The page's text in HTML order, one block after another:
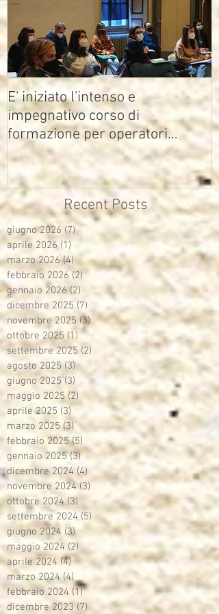
E' iniziato l'intenso e
impegnativo corso di
formazione per operatori
multimediali Avisco
Recent Posts
giugno 2026 (7)7 post
aprile 2026 (1) 1 post
marzo 2026 (4)4 post
febbraio 2026 (2)2 post
gennaio 2026 (2) 2 post
dicembre 2025 (7) 7 post
novembre 2025 (3)3 post
ottobre 2025 (1) 1 post
settembre 2025 (2) 2 post
agosto 2025 (3)3 post
giugno 2025 (3) 3 post
maggio 2025 (2)2 post
aprile 2025 (3) 3 post
marzo 2025 (3)3 post
febbraio 2025 (5) 5 post
gennaio 2025 (3)3 post
dicembre 2024 (4) 4 post
novembre 2024 (3) 3 post
ottobre 2024 (3) 3 post
settembre 2024 (5) 5 post
giugno 2024 (3)3 post
maggio 2024 (2)2 post
aprile 2024 (4)4 post
marzo 2024 (4)4 post
febbraio 2024 (1)1 post
dicembre 2023 (7) 7 post